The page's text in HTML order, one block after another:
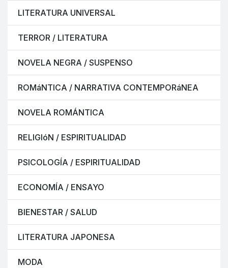
LITERATURA UNIVERSAL
TERROR / LITERATURA
NOVELA NEGRA / SUSPENSO
ROMáNTICA / NARRATIVA CONTEMPORáNEA
NOVELA ROMÁNTICA
RELIGIóN / ESPIRITUALIDAD
PSICOLOGÍA / ESPIRITUALIDAD
ECONOMÍA / ENSAYO
BIENESTAR / SALUD
LITERATURA JAPONESA
MODA